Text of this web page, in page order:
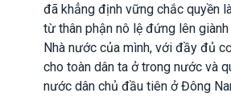
đã khẳng định vững chắc quyền
từ thân phận nô lệ đứng lên
Nhà nước của mình, với đầy đủ
cho toàn dân ta ở trong nước và
nước dân chủ đầu tiên ở Đông